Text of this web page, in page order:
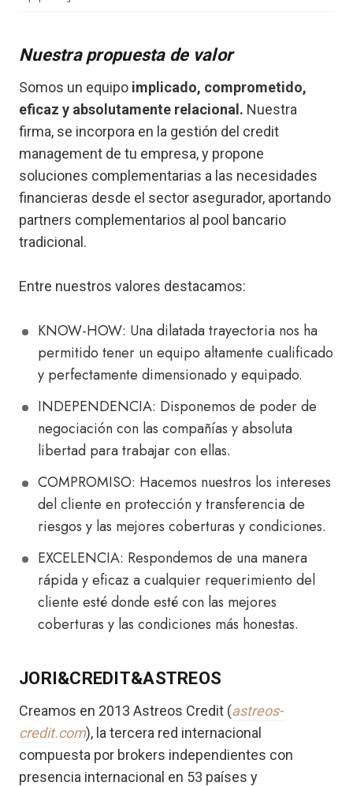
Nuestra propuesta de valor
Somos un equipo implicado, comprometido,
eficaz y absolutamente relacional. Nuestra
firma, se incorpora en la gestión del credit
management de tu empresa, y propone
soluciones complementarias a las necesidades
financieras desde el sector asegurador, aportando
partners complementarios al pool bancario
tradicional.
Entre nuestros valores destacamos:
KNOW-HOW: Una dilatada trayectoria nos ha
permitido tener un equipo altamente cualificado
y perfectamente dimensionado y equipado.
INDEPENDENCIA: Disponemos de poder de
negociación con las compañías y absoluta
libertad para trabajar con ellas.
COMPROMISO: Hacemos nuestros los intereses
del cliente en protección y transferencia de
riesgos y las mejores coberturas y condiciones.
EXCELENCIA: Respondemos de una manera
rápida y eficaz a cualquier requerimiento del
cliente esté donde esté con las mejores
coberturas y las condiciones más honestas.
JORI&CREDIT&ASTREOS
Creamos en 2013 Astreos Credit (astreos-
credit.com), la tercera red internacional
compuesta por brokers independientes con
presencia internacional en 53 países y